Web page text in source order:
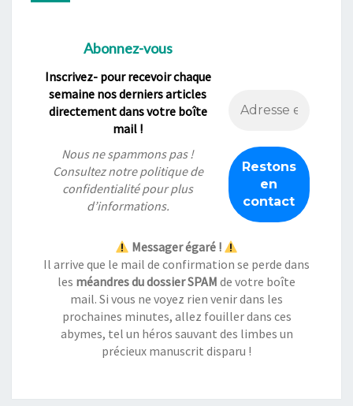
Abonnez-vous
Inscrivez- pour recevoir chaque
semaine nos derniers articles
directement dans votre boîte
mail !
Nous ne spammons pas !
Consultez notrepolitique de
confidentialitépour plus
d’informations.
Messager égaré !
Il arrive que le mail de confirmation se perde dans
les méandres du dossier SPAM de votre boîte
mail. Si vous ne voyez rien venir dans les
prochaines minutes, allez fouiller dans ces
abymes, tel un héros sauvant des limbes un
précieux manuscrit disparu !